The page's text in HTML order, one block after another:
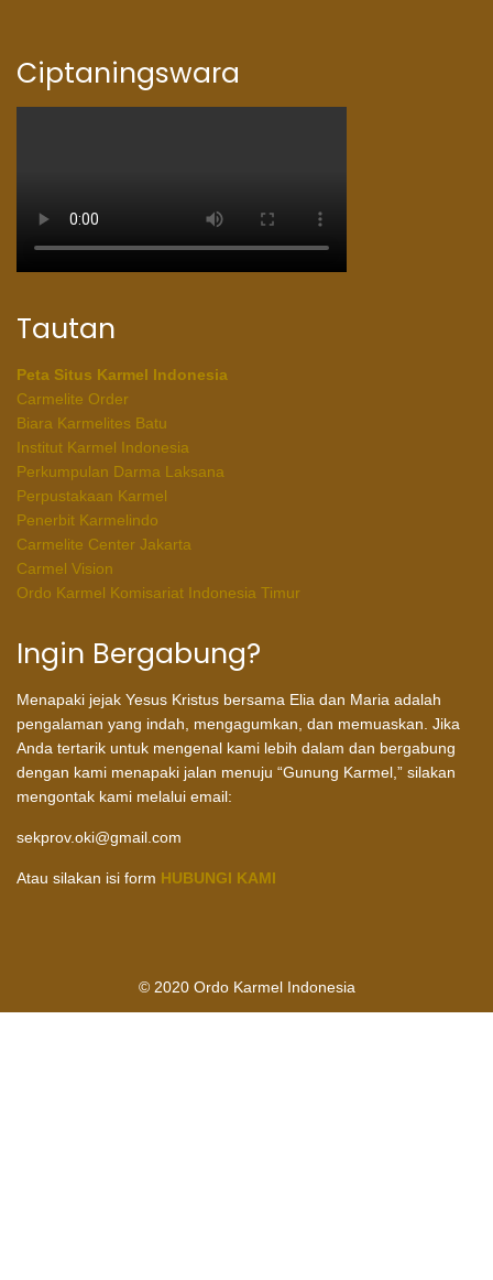
Ciptaningswara
Tautan
Peta Situs Karmel Indonesia
Carmelite Order
Biara Karmelites Batu
Institut Karmel Indonesia
Perkumpulan Darma Laksana
Perpustakaan Karmel
Penerbit Karmelindo
Carmelite Center Jakarta
Carmel Vision
Ordo Karmel Komisariat Indonesia Timur
Ingin Bergabung?
Menapaki jejak Yesus Kristus bersama Elia dan Maria adalah
pengalaman yang indah, mengagumkan, dan memuaskan. Jika
Anda tertarik untuk mengenal kami lebih dalam dan bergabung
dengan kami menapaki jalan menuju “Gunung Karmel,” silakan
mengontak kami melalui email:
sekprov.oki@gmail.com
Atau silakan isi form HUBUNGI KAMI
© 2020 Ordo Karmel Indonesia